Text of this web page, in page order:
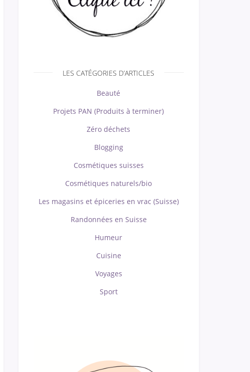
LES CATÉGORIES D’ARTICLES
Beauté
Projets PAN (Produits à terminer)
Zéro déchets
Blogging
Cosmétiques suisses
Cosmétiques naturels/bio
Les magasins et épiceries en vrac (Suisse)
Randonnées en Suisse
Humeur
Cuisine
Voyages
Sport